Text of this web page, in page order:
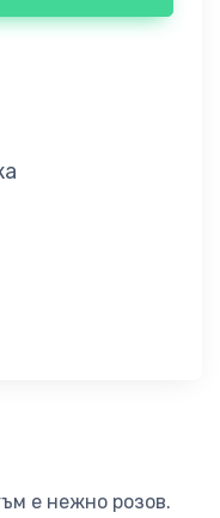
е нежно розов.